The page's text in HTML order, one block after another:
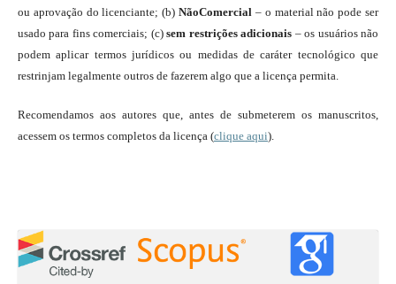
ou aprovação do licenciante; (b)NãoComercial – o material não pode ser
usado para fins comerciais; (c)sem restrições adicionais – os usuários não
podem aplicar termos jurídicos ou medidas de caráter tecnológico que
restrinjam legalmente outros de fazerem algo que a licença permita.
Recomendamos aos autores que, antes de submeterem os manuscritos,
acessem os termos completos da licença (clique aqui).